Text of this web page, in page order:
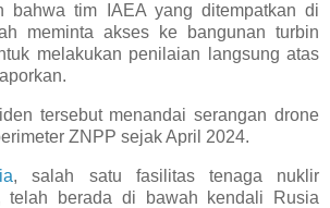
bahwa tim IAEA yang ditempatkan di
meminta akses ke bangunan turbin
melakukan penilaian langsung atas
tersebut menandai serangan drone
ZNPP sejak April 2024.
, salah satu fasilitas tenaga nuklir
telah berada di bawah kendali Rusia